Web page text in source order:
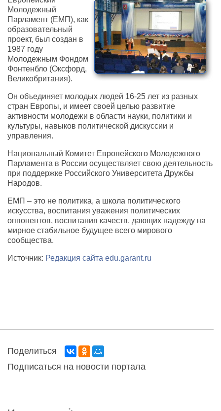
Молодежный
Парламент (ЕМП), как
образовательный
проект, был создан в
1987 году
Молодежным Фондом
Фонтенбло (Оксфорд,
Великобритания).
Он объединяет молодых людей 16-25 лет из разных
стран Европы, и имеет своей целью развитие
активности молодежи в области науки, политики и
культуры, навыков политической дискуссии и
управления.
Национальный Комитет Европейского Молодежного
Парламента в России осуществляет свою деятельность
при поддержке Российского Университета Дружбы
Народов.
ЕМП – это не политика, а школа политического
искусства, воспитания уважения политических
оппонентов, воспитания качеств, дающих надежду на
мирное стабильное будущее всего мирового
сообщества.
Источник: Редакция сайта edu.garant.ru
Поделиться
Подписаться на новости портала